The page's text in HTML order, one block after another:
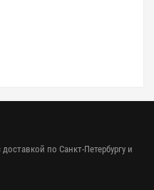
по Санкт-Петербургу и